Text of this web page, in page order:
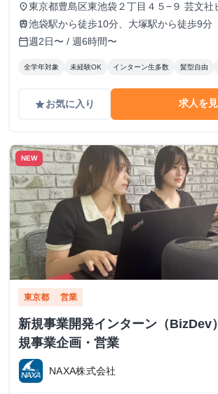
place東京都豊島区東池袋２丁目４５−９ 芸文社
train池袋駅から徒歩10分、大塚駅から徒歩9分
calendar_today週2日〜 / 週6時間〜
全学年対象 未経験OK インターン生多数 髪型自由
gradeお気に入り 求人を
NEW
東京都 営業
新規事業開発インターン（BizDev
規事業企画・営業
NAXA株式会社